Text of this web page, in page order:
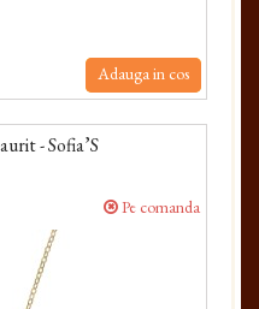
Adauga in cos
- Sofia’S
Pe comanda